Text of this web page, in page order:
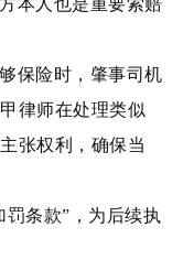
本人也是重要索赔
保险时，肇事司机
律师在处理类似
张权利，确保当
罚条款”，为后续执